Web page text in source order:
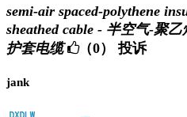
semi-air spaced-polythene
sheathed cable - 半空气-聚
护套电缆
（0） 投诉
jank